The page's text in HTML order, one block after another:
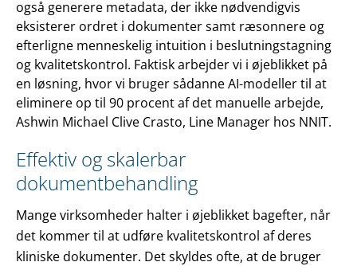
også generere metadata, der ikke nødvendigvis
eksisterer ordret i dokumenter samt ræsonnere og
efterligne menneskelig intuition i beslutningstagning
og kvalitetskontrol. Faktisk arbejder vi i øjeblikket på
en løsning, hvor vi bruger sådanne AI-modeller til at
eliminere op til 90 procent af det manuelle arbejde,
Ashwin Michael Clive Crasto, Line Manager hos NNIT.
Effektiv og skalerbar
dokumentbehandling
Mange virksomheder halter i øjeblikket bagefter, når
det kommer til at udføre kvalitetskontrol af deres
kliniske dokumenter. Det skyldes ofte, at de bruger